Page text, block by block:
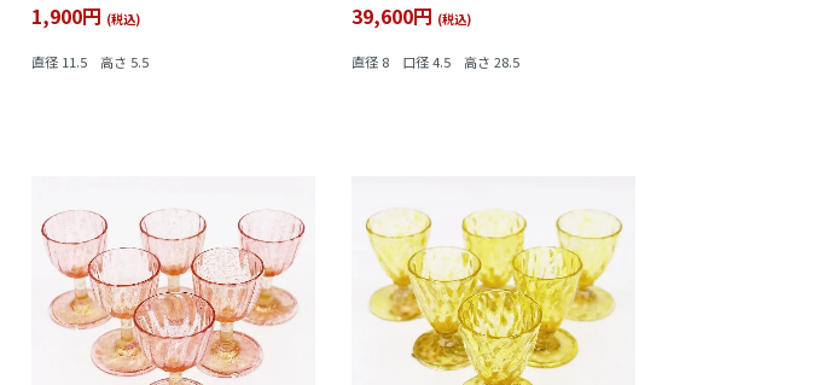
1,900円 (税込)
直径 11.5 高さ 5.5
39,600円 (税込)
直径 8 口径 4.5 高さ 28.5